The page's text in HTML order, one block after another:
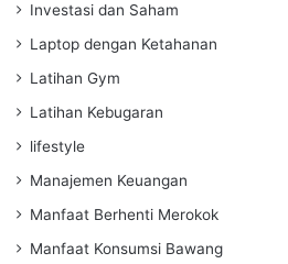
Investasi dan Saham
Laptop dengan Ketahanan
Latihan Gym
Latihan Kebugaran
lifestyle
Manajemen Keuangan
Manfaat Berhenti Merokok
Manfaat Konsumsi Bawang